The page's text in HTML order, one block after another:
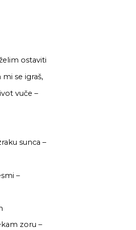
ostaviti
se igraš,
vuče –
sunca –
–
zoru –